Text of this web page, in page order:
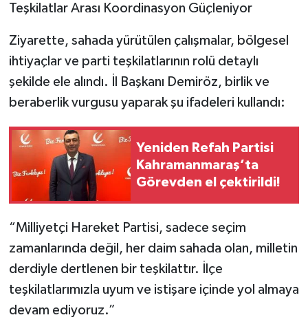
Teşkilatlar Arası Koordinasyon Güçleniyor
Ziyarette, sahada yürütülen çalışmalar, bölgesel
ihtiyaçlar ve parti teşkilatlarının rolü detaylı
şekilde ele alındı. İl Başkanı Demiröz, birlik ve
beraberlik vurgusu yaparak şu ifadeleri kullandı:
Yeniden Refah Partisi
Kahramanmaraş’ta
Görevden el çektirildi!
“Milliyetçi Hareket Partisi, sadece seçim
zamanlarında değil, her daim sahada olan, milletin
derdiyle dertlenen bir teşkilattır. İlçe
teşkilatlarımızla uyum ve istişare içinde yol almaya
devam ediyoruz.”